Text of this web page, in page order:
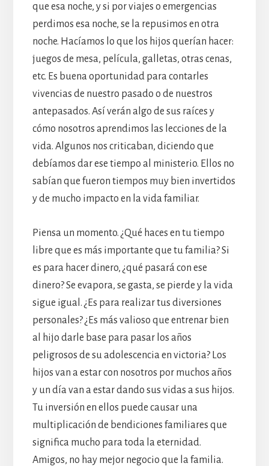
que esa noche, y si por viajes o emergencias
perdimos esa noche, se la repusimos en otra
noche. Hacíamos lo que los hijos querían hacer:
juegos de mesa, película, galletas, otras cenas,
etc. Es buena oportunidad para contarles
vivencias de nuestro pasado o de nuestros
antepasados. Así verán algo de sus raíces y
cómo nosotros aprendimos las lecciones de la
vida. Algunos nos criticaban, diciendo que
debíamos dar ese tiempo al ministerio. Ellos no
sabían que fueron tiempos muy bien invertidos
y de mucho impacto en la vida familiar.
Piensa un momento. ¿Qué haces en tu tiempo
libre que es más importante que tu familia? Si
es para hacer dinero, ¿qué pasará con ese
dinero? Se evapora, se gasta, se pierde y la vida
sigue igual. ¿Es para realizar tus diversiones
personales? ¿Es más valioso que entrenar bien
al hijo darle base para pasar los años
peligrosos de su adolescencia en victoria? Los
hijos van a estar con nosotros por muchos años
y un día van a estar dando sus vidas a sus hijos.
Tu inversión en ellos puede causar una
multiplicación de bendiciones familiares que
significa mucho para toda la eternidad.
Amigos, no hay mejor negocio que la familia.